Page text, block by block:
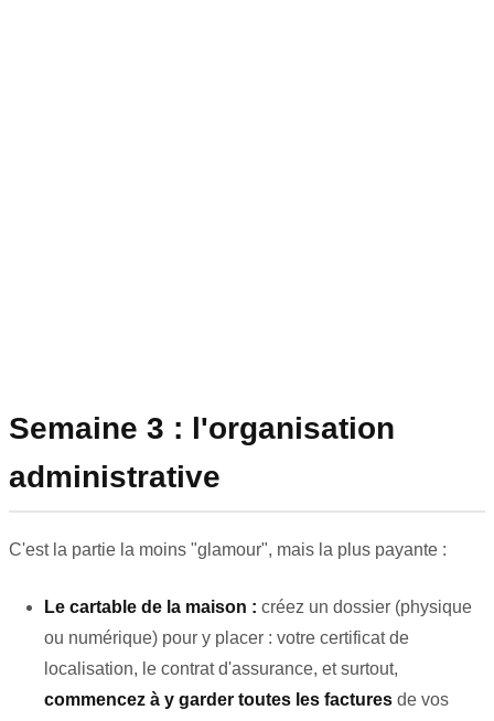
Semaine 3 : l'organisation
administrative
C'est la partie la moins "glamour", mais la plus payante :
Le cartable de la maison : créez un dossier (physique
ou numérique) pour y placer : votre certificat de
localisation, le contrat d'assurance, et surtout,
commencez à y garder toutes les factures de vos